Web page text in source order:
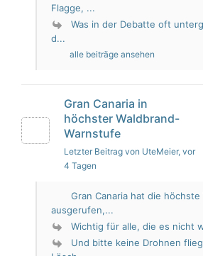
Flagge, ...
Was in der Debatte oft
d...
alle beiträge ansehen
Gran Canaria in
höchster Waldbrand-
Warnstufe
Letzter Beitrag von UteMeier, vor
4 Tagen
Gran Canaria hat die höchste
ausgerufen,...
Wichtig für alle, die es nicht
Und bitte keine Drohnen